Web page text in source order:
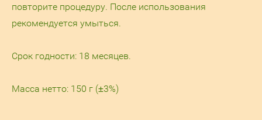
повторите процедуру. После использования
рекомендуется умыться.
Срок годности: 18 месяцев.
Масса нетто: 150 г (±3%)